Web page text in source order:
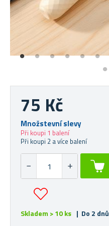
75 Kč
Množstevní slevy
Při koupi 1 balení
Při koupi 2 a více balení
Skladem > 10 ks | Do 2